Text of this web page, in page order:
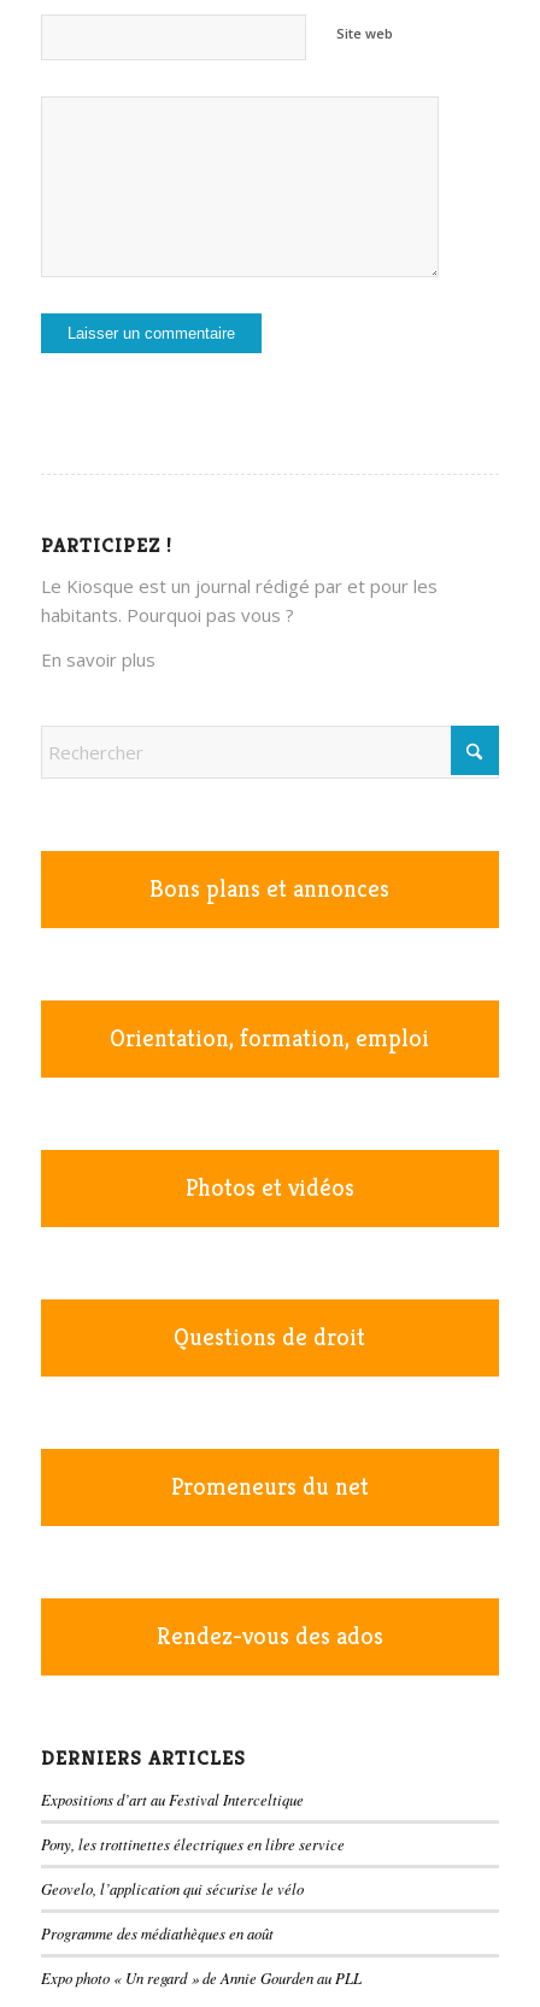
Site web
PARTICIPEZ !
Le Kiosque est un journal rédigé par et pour les
habitants. Pourquoi pas vous ?
En savoir plus
Bons plans et annonces
Orientation, formation, emploi
Photos et vidéos
Questions de droit
Promeneurs du net
Rendez-vous des ados
DERNIERS ARTICLES
Expositions d’art au Festival Interceltique
Pony, les trottinettes électriques en libre service
Geovelo, l’application qui sécurise le vélo
Programme des médiathèques en août
Expo photo « Un regard » de Annie Gourden au PLL